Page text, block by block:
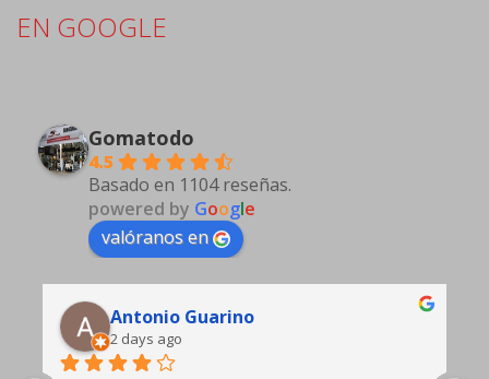
EN GOOGLE
Gomatodo
4.5
Basado en 1104 reseñas.
powered by Google
valóranos en
Edgardo Gasto